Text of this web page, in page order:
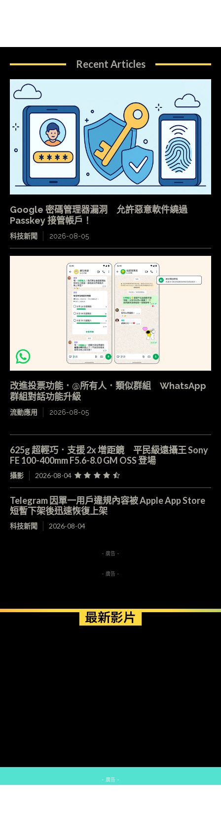
Recent Articles
Google 密碼管理器漏洞 允許惡意軟件繞過
Passkey 接管帳戶！
科技新聞 2026-08-05
改進投票功能．@所有人．類似群組 WhatsApp
群組對話功能升級
流動應用 2026-08-05
625g 超輕巧．支援 2x 增距鏡 平民級遠攝王 Sony
FE 100-400mm F5.6-8.0 GM OSS 登場
攝影 2026-08-04
Telegram 因單一用戶違規內容被 Apple App Store
短暫下架後迅速恢復上架
科技新聞 2026-08-04
- 廣告 -
- 廣告 -
最新影片
- 廣告 -